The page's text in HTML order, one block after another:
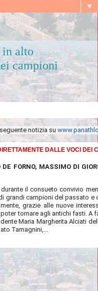
▼
in alto
campioni
notizia su
DALLE VOCI DEI
FORNO, MASSIMO DI
il consueto convivio
grandi campioni del passato
grazie alle nuove
tornare agli antichi fasti. A
Maria Margherita Alciati
Tamagnini,...